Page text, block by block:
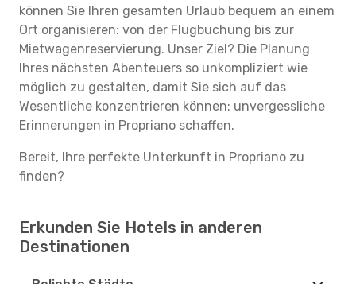
können Sie Ihren gesamten Urlaub bequem an einem
Ort organisieren: von der Flugbuchung bis zur
Mietwagenreservierung. Unser Ziel? Die Planung
Ihres nächsten Abenteuers so unkompliziert wie
möglich zu gestalten, damit Sie sich auf das
Wesentliche konzentrieren können: unvergessliche
Erinnerungen in Propriano schaffen.
Bereit, Ihre perfekte Unterkunft in Propriano zu
finden?
Erkunden Sie Hotels in anderen
Destinationen